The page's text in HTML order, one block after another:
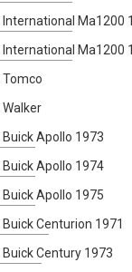
International Ma1200
Ma1200
Tomco
Walker
Apollo 1973
Apollo 1974
Apollo 1975
Centurion 1971
Century 1973